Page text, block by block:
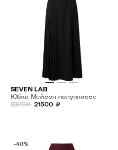
SEVEN LAB
Юбка Мейсон полуплиссе
23700 21500 ₽
-40%